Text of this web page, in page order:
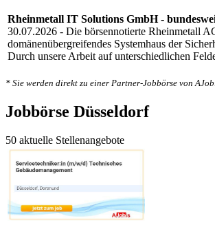
Rheinmetall IT Solutions GmbH-
30.07.2026 - Die börsennotierte Rheinmetall
domänenübergreifendes Systemhaus der
Durch unsere Arbeit auf unterschiedlichen
* Sie werden direkt zu einer Partner-Jobbörse von
Jobbörse Düsseldorf
50 aktuelle Stellenangebote